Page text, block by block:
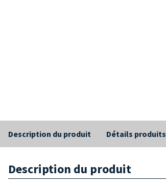
Description du produit Détails produits
Description du produit